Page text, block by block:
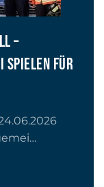
–
SPIELEN FÜR